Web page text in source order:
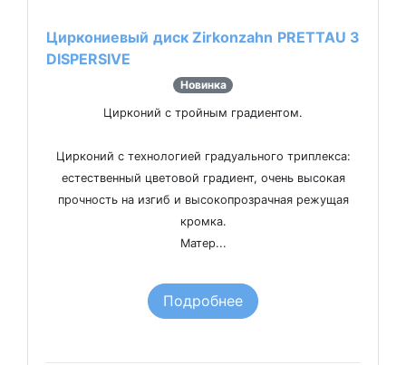
Циркониевый диск Zirkonzahn PRETTAU 3
DISPERSIVE
Новинка
Цирконий с тройным градиентом.
Цирконий с технологией градуального триплекса:
естественный цветовой градиент, очень высокая
прочность на изгиб и высокопрозрачная режущая
кромка.
Матер...
Подробнее